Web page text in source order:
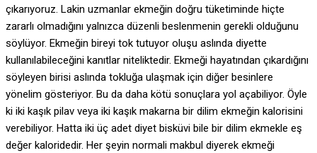
çıkarıyoruz. Lakin uzmanlar ekmeğin doğru tüketiminde hiçte
zararlı olmadığını yalnızca düzenli beslenmenin gerekli olduğunu
söylüyor. Ekmeğin bireyi tok tutuyor oluşu aslında diyette
kullanılabileceğini kanıtlar niteliktedir. Ekmeği hayatından çıkardığını
söyleyen birisi aslında tokluğa ulaşmak için diğer besinlere
yönelim gösteriyor. Bu da daha kötü sonuçlara yol açabiliyor. Öyle
ki iki kaşık pilav veya iki kaşık makarna bir dilim ekmeğin kalorisini
verebiliyor. Hatta iki üç adet diyet bisküvi bile bir dilim ekmekle eş
değer kaloridedir. Her şeyin normali makbul diyerek ekmeği